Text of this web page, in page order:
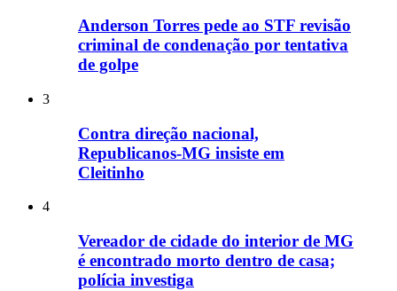
Anderson Torres pede ao STF revisão
criminal de condenação por tentativa
de golpe
3
Contra direção nacional,
Republicanos-MG insiste em
Cleitinho
4
Vereador de cidade do interior de MG
é encontrado morto dentro de casa;
polícia investiga